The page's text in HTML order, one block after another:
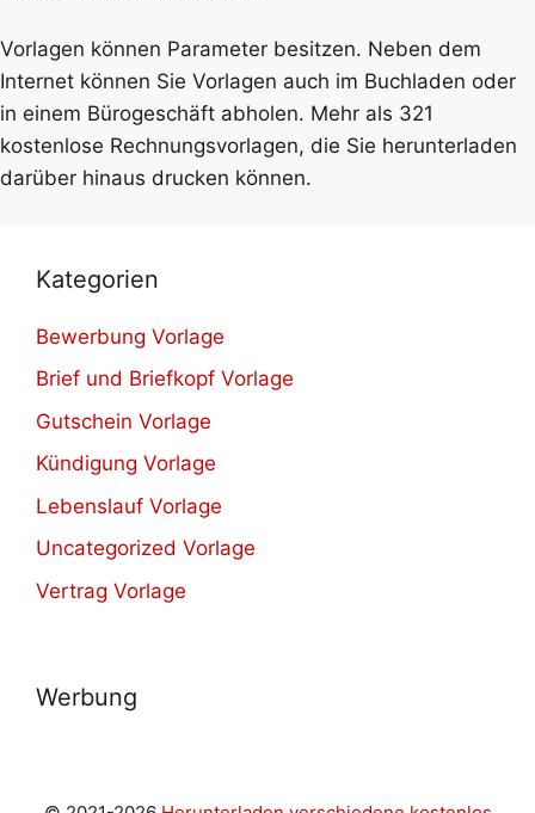
Vorlagen können Parameter besitzen. Neben dem
Internet können Sie Vorlagen auch im Buchladen oder
in einem Bürogeschäft abholen. Mehr als 321
kostenlose Rechnungsvorlagen, die Sie herunterladen
darüber hinaus drucken können.
Kategorien
Bewerbung Vorlage
Brief und Briefkopf Vorlage
Gutschein Vorlage
Kündigung Vorlage
Lebenslauf Vorlage
Uncategorized Vorlage
Vertrag Vorlage
Werbung